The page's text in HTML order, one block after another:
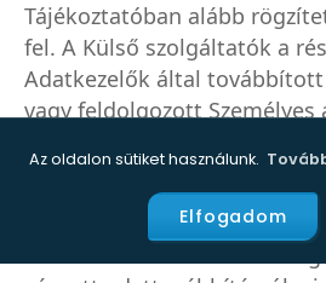
Az oldalon sütiket használunk.
Elfogadom
Tájékoztatóban alább
fel. A Külső szolgáltatók a
Adatkezelők által
vagy feldolgozott Személyes
rögzítik, kezelik, ill.
nyilatkozatot tesznek az
Az Adatkezelők a Külső